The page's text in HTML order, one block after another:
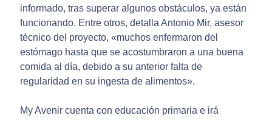
informado, tras superar algunos obstáculos, ya están
funcionando. Entre otros, detalla Antonio Mir, asesor
técnico del proyecto, «muchos enfermaron del
estómago hasta que se acostumbraron a una buena
comida al día, debido a su anterior falta de
regularidad en su ingesta de alimentos».
My Avenir cuenta con educación primaria e irá